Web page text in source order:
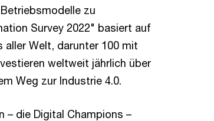
zu
Survey 2022" basiert auf
aller Welt, darunter 100 mit
weltweit jährlich über
Weg zur Industrie 4.0.
– die Digital Champions –